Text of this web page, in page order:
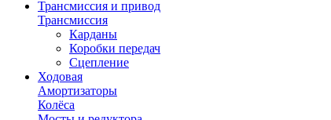
Трансмиссия и привод
Трансмиссия
Карданы
Коробки передач
Сцепление
Ходовая
Амортизаторы
Колёса